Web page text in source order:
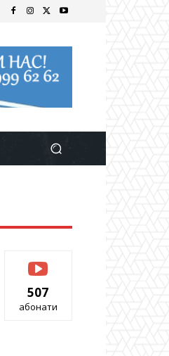
507
абонати